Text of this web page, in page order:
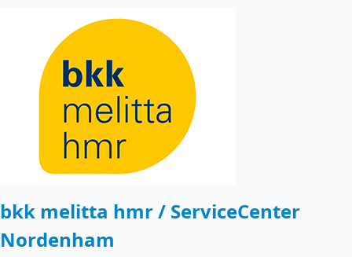
bkk melitta hmr / ServiceCenter
Nordenham